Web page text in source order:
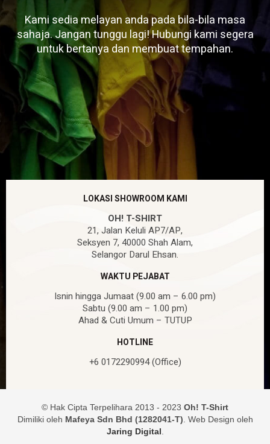
Kami sedia melayan anda pada bila-bila masa
sahaja. Jangan tunggu lagi! Hubungi kami segera
untuk bertanya dan membuat tempahan.
LOKASI SHOWROOM KAMI
OH! T-SHIRT
21, Jalan Keluli AP7/AP,
Seksyen 7, 40000 Shah Alam,
Selangor Darul Ehsan.
WAKTU PEJABAT
Isnin hingga Jumaat (9.00 am – 6.00 pm)
Sabtu (9.00 am – 1.00 pm)
Ahad & Cuti Umum – TUTUP
HOTLINE
+6 0172290994 (Office)
© Hak Cipta Terpelihara 2013 - 2023 Oh! T-Shirt
Dimiliki oleh Mafeya Sdn Bhd (1282041-T) . Web Design oleh
Jaring Digital